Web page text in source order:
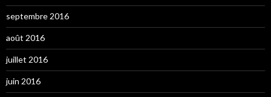
septembre 2016
août 2016
juillet 2016
juin 2016